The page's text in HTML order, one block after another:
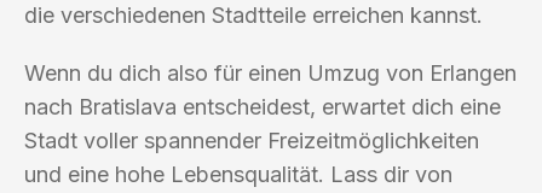
die verschiedenen Stadtteile erreichen kannst.
Wenn du dich also für einen Umzug von Erlangen
nach Bratislava entscheidest, erwartet dich eine
Stadt voller spannender Freizeitmöglichkeiten
und eine hohe Lebensqualität. Lass dir von